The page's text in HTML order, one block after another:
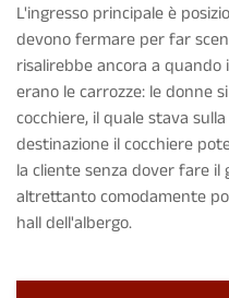
L'ingresso principale è
devono fermare per far
risalirebbe ancora a
erano le carrozze: le donne
cocchiere, il quale stava
destinazione il cocchiere
la cliente senza dover fare il
altrettanto comodamente
hall dell'albergo.